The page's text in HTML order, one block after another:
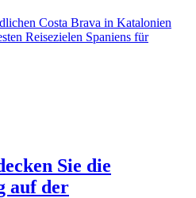
Costa Brava in Katalonien
Reisezielen Spaniens für
Sie die
auf der